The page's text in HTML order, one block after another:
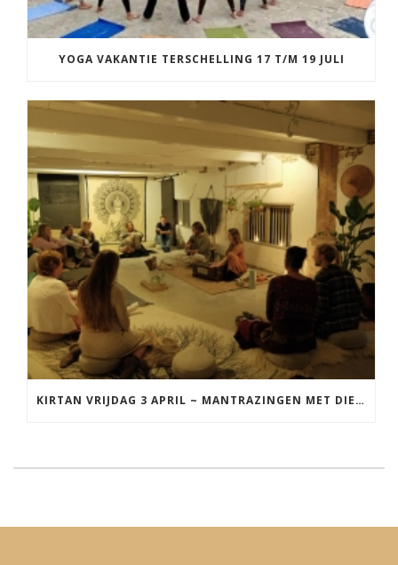
YOGA VAKANTIE TERSCHELLING 17 T/M 19 JULI
KIRTAN VRIJDAG 3 APRIL ~ MANTRAZINGEN MET DIEDERICK IN LEEUWARDEN